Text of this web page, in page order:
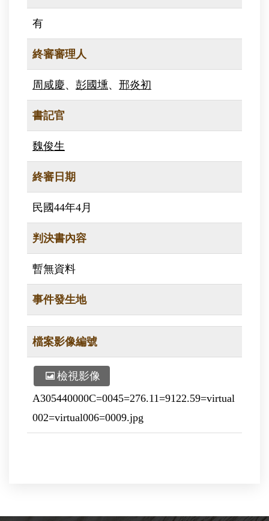
有
終審審理人
周咸慶、 彭國壎、 邢炎初
書記官
魏俊生
終審日期
民國44年4月
判決書內容
暫無資料
事件發生地
檔案影像編號
檢視影像
A305440000C=0045=276.11=9122.59=virtual
002=virtual006=0009.jpg